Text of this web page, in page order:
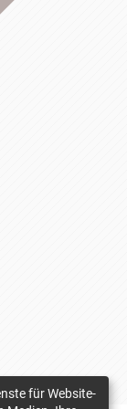
für Website-